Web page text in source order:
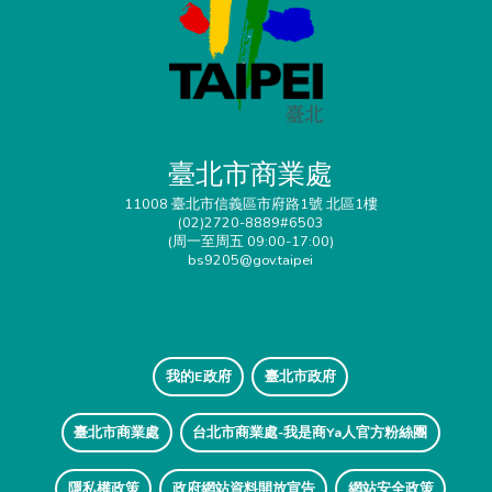
臺北市商業處
11008 臺北市信義區市府路1號 北區1樓
(02)2720-8889#6503
(周一至周五 09:00-17:00)
bs9205@gov.taipei
我的E政府 臺北市政府
臺北市商業處 台北市商業處-我是商Ya人官方粉絲團